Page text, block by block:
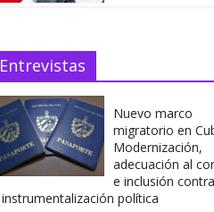
Entrevistas
Nuevo marco
migratorio en
Modernización,
adecuación al
e inclusión contra
instrumentalización política